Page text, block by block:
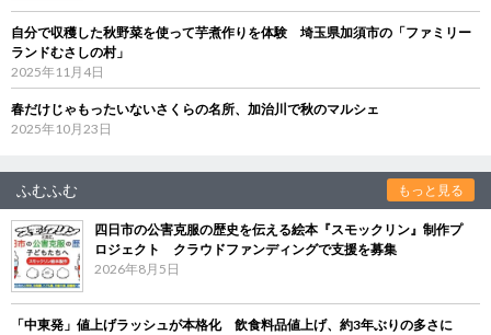
自分で収穫した秋野菜を使って芋煮作りを体験 埼玉県加須市の「ファミリー
ランドむさしの村」
2025年11月4日
春だけじゃもったいないさくらの名所、加治川で秋のマルシェ
2025年10月23日
ふむふむ もっと見る
四日市の公害克服の歴史を伝える絵本『スモックリン』制作プ
ロジェクト クラウドファンディングで支援を募集
2026年8月5日
「中東発」値上げラッシュが本格化 飲食料品値上げ、約3年ぶりの多さに